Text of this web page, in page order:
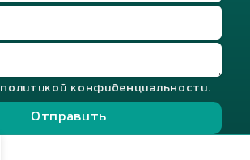
политикой конфиденциальности.
Отправить